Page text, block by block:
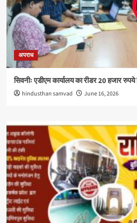
अपराध
सिवनीः एडीएम कार्यालय का रीडर 20 हजार रुपये
hindusthan samvad June 16, 2026